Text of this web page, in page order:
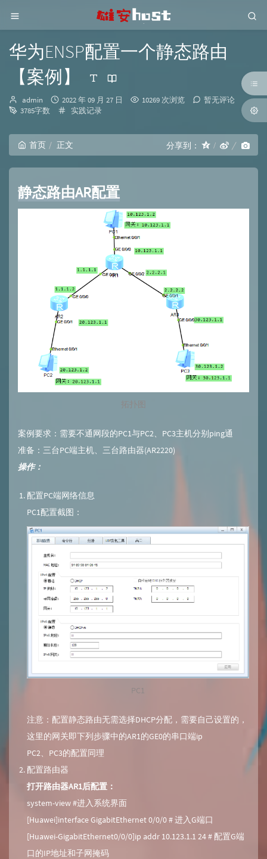
华为ENSP配置一个静态路由
【案例】
博
主：
admin
发
布
2022 年 09 月 27 日 10269 次浏览
暂无评论
3785字数
分
实践记录
首页 正文 分享到：
静态路由AR配置
拓扑图
案例要求：需要不通网段的PC1与PC2、PC3主机分别ping通
准备：三台PC端主机、三台路由器(AR2220)
操作：
配置PC端网络信息
PC1配置截图：
PC1
注意：配置静态路由无需选择DHCP分配，需要自己设置的，
这里的网关即下列步骤中的AR1的GE0的串口端ip
PC2、PC3的配置同理
配置路由器
打开路由器AR1后配置：
system-view #进入系统界面
[Huawei]interface GigabitEthernet 0/0/0 # 进入G端口
[Huawei-GigabitEthernet0/0/0]ip addr 10.123.1.1 24 # 配置G端
口的IP地址和子网掩码